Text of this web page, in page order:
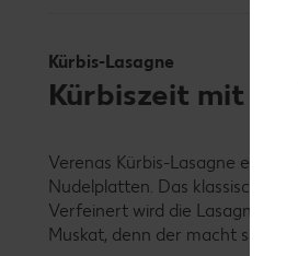
Kürbis-Lasagne
Kürbiszeit mit
Verenas Kürbis-Lasagne
Nudelplatten. Das klassische
Verfeinert wird die Lasagne mit
Muskat, denn der macht sich